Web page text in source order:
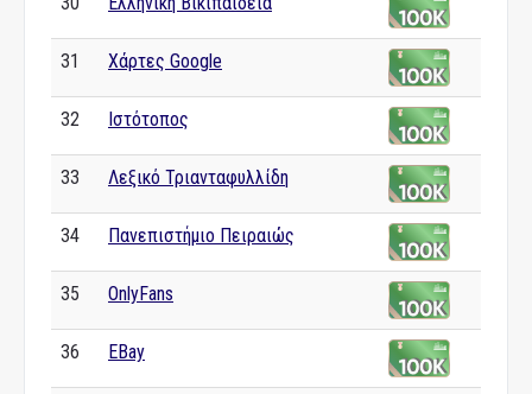
31 Χάρτες Google
32 Ιστότοπος
33 Λεξικό Τριανταφυλλίδη
34 Πανεπιστήμιο Πειραιώς
35 OnlyFans
36 EBay